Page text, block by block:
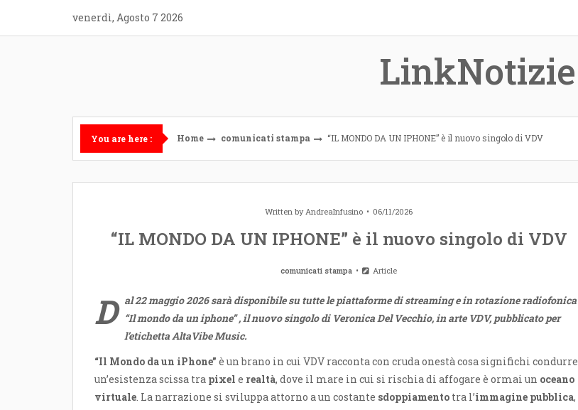
content
venerdì, Agosto 7 2026
LinkNotizie
You are here : Home comunicati stampa “IL MONDO DA UN IPHONE” è il nuovo singolo di VDV
Written byAndreaInfusino 06/11/2026
“IL MONDO DA UN IPHONE” è il nuovo singolo di VDV
comunicati stampa Article
D al 22 maggio 2026 sarà disponibile su tutte le piattaforme di streaming e in rotazione radiofonica
“Il mondo da un iphone” , il nuovo singolo di Veronica Del Vecchio, in arte VDV, pubblicato per
l’etichetta AltaVibe Music.
“Il Mondo da un iPhone” è un brano in cui VDV racconta con cruda onestà cosa significhi condurre
un’esistenza scissa tra pixel e realtà, dove il mare in cui si rischia di affogare è ormai un oceano
virtuale. La narrazione si sviluppa attorno a un costante sdoppiamento tra l’immagine pubblica,